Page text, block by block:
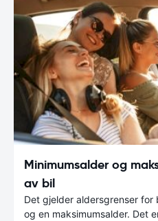
Minimumsalder og
av bil
Det gjelder aldersgrenser for
og en maksimumsalder. Det